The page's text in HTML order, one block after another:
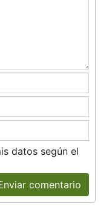
datos según el
comentario